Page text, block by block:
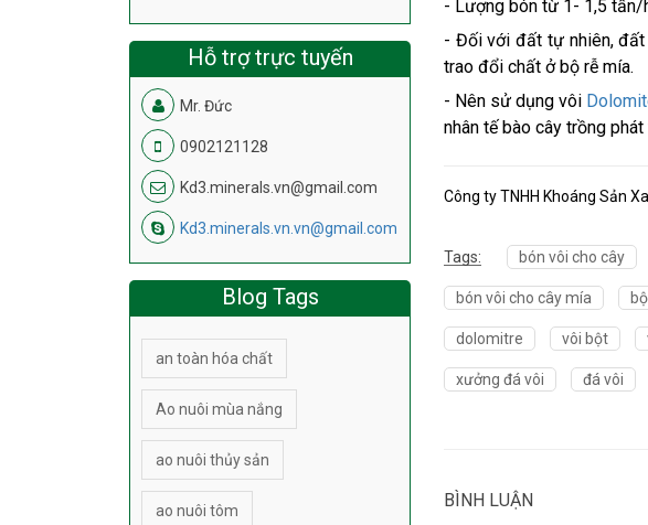
- Lượng bón từ 1- 1,5 tấn/
- Đối với đất tự nhiên, đất
trao đổi chất ở bộ rễ mía.
- Nên sử dụng vôi
nhân tế bào cây trồng
Công ty TNHH Khoáng Sản
Tags: bón vôi cho cây
bón vôi cho cây mía
dolomitre vôi bột
xưởng đá vôi đá vôi
BÌNH LUẬN
Hỗ trợ trực tuyến
Mr. Đức
0902121128
Kd3.minerals.vn@gmail.com
Kd3.minerals.vn.vn@gmail.com
Blog Tags
an toàn hóa chất
Ao nuôi mùa nắng
ao nuôi thủy sản
ao nuôi tôm